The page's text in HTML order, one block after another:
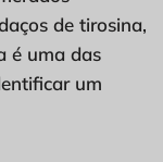
de tirosina,
é uma das
um